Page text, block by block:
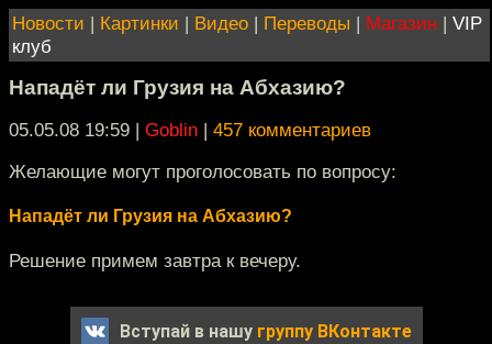
Новости | Картинки | Видео | Переводы | Магазин | VIP
клуб
Нападёт ли Грузия на Абхазию?
05.05.08 19:59 | Goblin | 457 комментариев
Желающие могут проголосовать по вопросу:
Нападёт ли Грузия на Абхазию?
Решение примем завтра к вечеру.
Вступай в нашу группу ВКонтакте